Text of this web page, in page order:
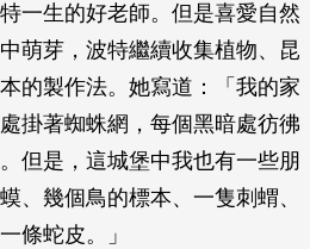
一生的好老師。但是喜愛自然
萌芽，波特繼續收集植物、昆
的製作法。她寫道：「我的家
掛著蜘蛛網，每個黑暗處彷彿
但是，這城堡中我也有一些朋
、幾個鳥的標本、一隻刺蝟、
條蛇皮。」